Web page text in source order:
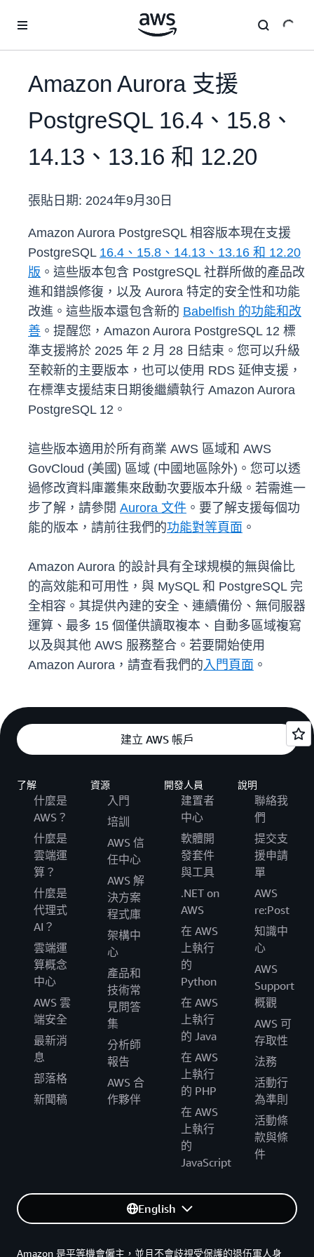
Amazon Aurora 支援
PostgreSQL 16.4、15.8、
14.13、13.16 和 12.20
張貼日期: 2024年9月30日
Amazon Aurora PostgreSQL 相容版本現在支援
PostgreSQL 16.4、15.8、14.13、13.16 和 12.20
版 。這些版本包含 PostgreSQL 社群所做的產品改
進和錯誤修復，以及 Aurora 特定的安全性和功能
改進。這些版本還包含新的 Babelfish 的功能和改
善 。提醒您，Amazon Aurora PostgreSQL 12 標
準支援將於 2025 年 2 月 28 日結束。您可以升級
至較新的主要版本，也可以使用 RDS 延伸支援，
在標準支援結束日期後繼續執行 Amazon Aurora
PostgreSQL 12。
這些版本適用於所有商業 AWS 區域和 AWS
GovCloud (美國) 區域 (中國地區除外)。您可以透
過修改資料庫叢集來啟動次要版本升級。若需進一
步了解，請參閱 Aurora 文件 。要了解支援每個功
能的版本，請前往我們的功能對等頁面 。
Amazon Aurora 的設計具有全球規模的無與倫比
的高效能和可用性，與 MySQL 和 PostgreSQL 完
全相容。其提供內建的安全、連續備份、無伺服器
運算、最多 15 個僅供讀取複本、自動多區域複寫
以及與其他 AWS 服務整合。若要開始使用
Amazon Aurora，請查看我們的入門頁面 。
建立 AWS 帳戶
了解
什麼是
AWS？
什麼是
雲端運
算？
什麼是
代理式
AI？
雲端運
算概念
中心
AWS 雲
端安全
最新消
息
部落格
新聞稿
資源
入門
培訓
AWS 信
任中心
AWS 解
決方案
程式庫
架構中
心
產品和
技術常
見問答
集
分析師
報告
AWS 合
作夥伴
開發人員
建置者
中心
軟體開
發套件
與工具
.NET on
AWS
在 AWS
上執行
的
Python
在 AWS
上執行
的 Java
在 AWS
上執行
的 PHP
在 AWS
上執行
的
JavaScript
說明
聯絡我
們
提交支
援申請
單
AWS
re:Post
知識中
心
AWS
Support
概觀
AWS 可
存取性
法務
活動行
為準則
活動條
款與條
件
English
Amazon 是平等機會僱主，並且不會歧視受保護的退伍軍人身